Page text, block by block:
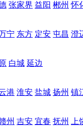
张家界 益阳 郴州 怀
宁 东方 定安 屯昌 澄
白城 延边
港 淮安 盐城 扬州 镇
州 吉安 宜春 抚州 上